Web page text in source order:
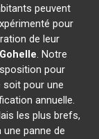
peuvent
pour
de leur
. Notre
pour
pour une
annuelle.
les plus brefs,
panne de